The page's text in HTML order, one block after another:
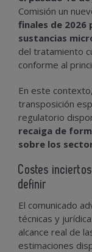
Comisión un
finales de 2026
sustancias
del tratamiento
conforme al
En este
transposición
regulatorio
recaiga de
sobre los
Costes
definir
El comunicado
técnicas y
alcance real de
estimaciones